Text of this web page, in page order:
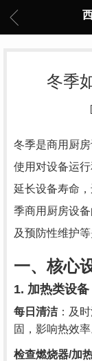
冬季
冬季是商用厨
使用对设备运
延长设备寿命
季商用厨房设
及预防性维护等
一、核心
1. 加热类设备
每日清洁：及
固，影响热效率
检查燃烧器/加